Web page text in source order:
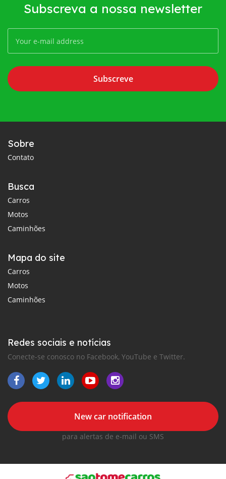
Subscreva a nossa newsletter
Subscreve
Sobre
Contato
Busca
Carros
Motos
Caminhões
Mapa do site
Carros
Motos
Caminhões
Redes sociais e notícias
Conecte-se conosco no Facebook, YouTube e Twitter.
New car notification
para alertas de e-mail ou SMS